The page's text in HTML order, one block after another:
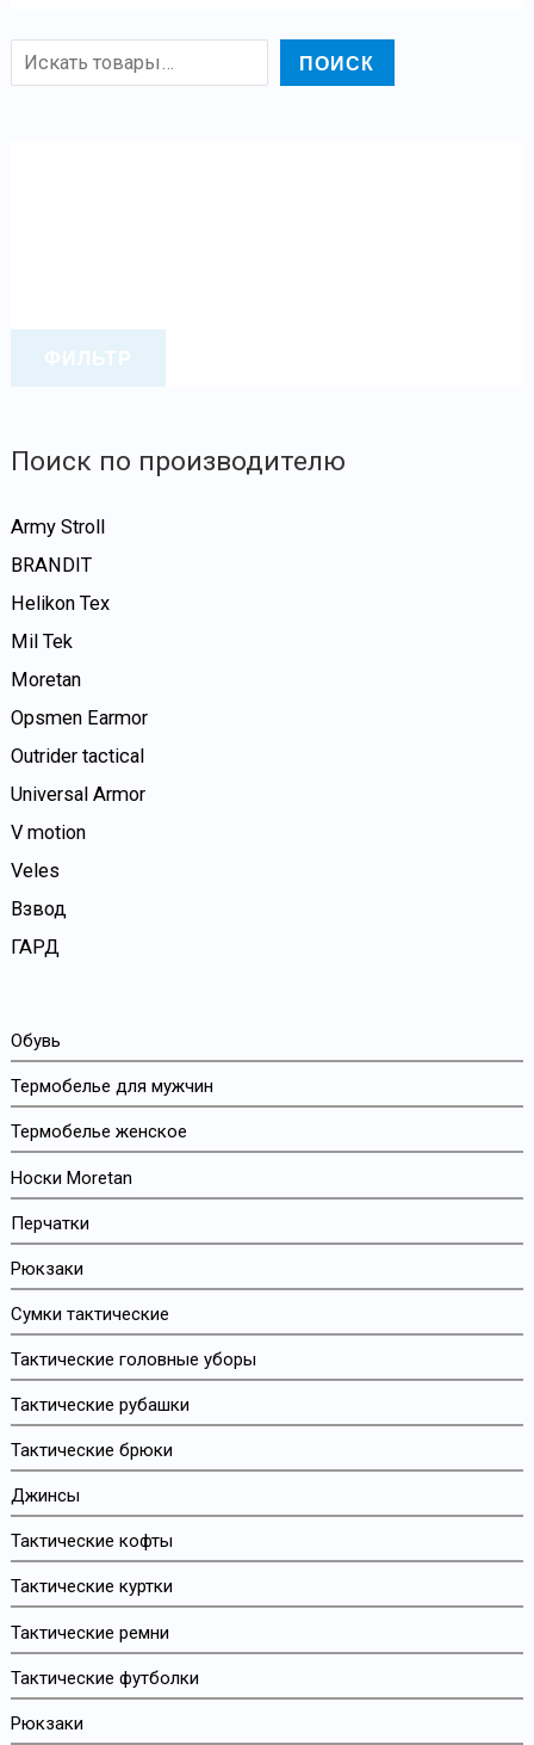
ПОИСК
ФИЛЬТР
Поиск по производителю
Army Stroll
BRANDIT
Helikon Tex
Mil Tek
Moretan
Opsmen Earmor
Outrider tactical
Universal Armor
V motion
Veles
Взвод
ГАРД
Обувь
Термобелье для мужчин
Термобелье женское
Носки Moretan
Перчатки
Рюкзаки
Сумки тактические
Тактические головные уборы
Тактические рубашки
Тактические брюки
Джинсы
Тактические кофты
Тактические куртки
Тактические ремни
Тактические футболки
Рюкзаки